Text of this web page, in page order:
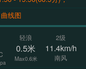
曲线图
轻浪
0.5米
Max0.6米
2级
11.4km/h
南风